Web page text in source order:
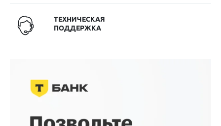
ТЕХНИЧЕСКАЯ
ПОДДЕРЖКА